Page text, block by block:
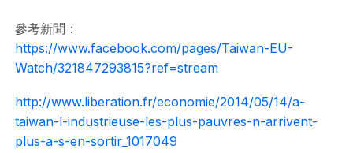
參考新聞：
https://www.facebook.com/pages/Taiwan-EU-
Watch/321847293815?ref=stream
http://www.liberation.fr/economie/2014/05/14/a-
taiwan-l-industrieuse-les-plus-pauvres-n-arrivent-
plus-a-s-en-sortir_1017049